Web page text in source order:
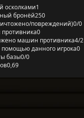
осколками1
бронёй250
повреждений)0/0
0
машин противника4/2
данного игрока0
базы0/0
0,69